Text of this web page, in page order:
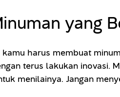
yang
harus membuat
terus lakukan inovasi.
menilainya. Jangan